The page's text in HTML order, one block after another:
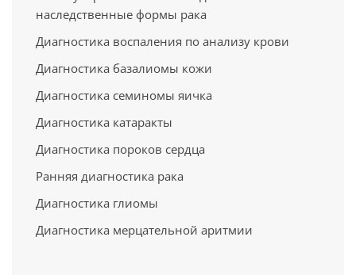
наследственные формы рака
Диагностика воспаления по анализу крови
Диагностика базалиомы кожи
Диагностика семиномы яичка
Диагностика катаракты
Диагностика пороков сердца
Ранняя диагностика рака
Диагностика глиомы
Диагностика мерцательной аритмии